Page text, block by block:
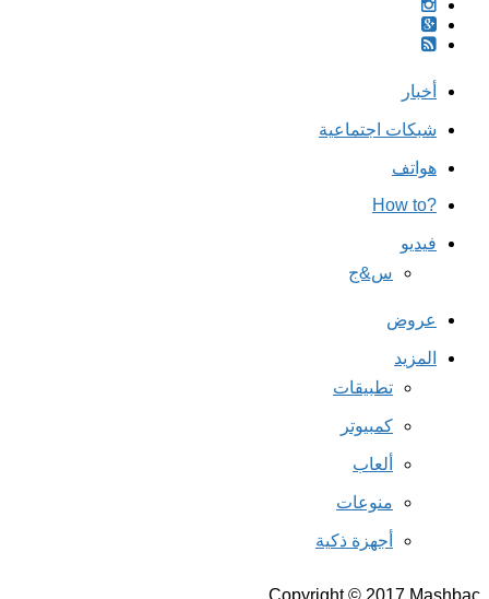
أخبار
شبكات اجتماعية
هواتف
?How to
فيديو
س&ج
عروض
المزيد
تطبيقات
كمبيوتر
ألعاب
منوعات
أجهزة ذكية
Copyright © 2017 Mashbac